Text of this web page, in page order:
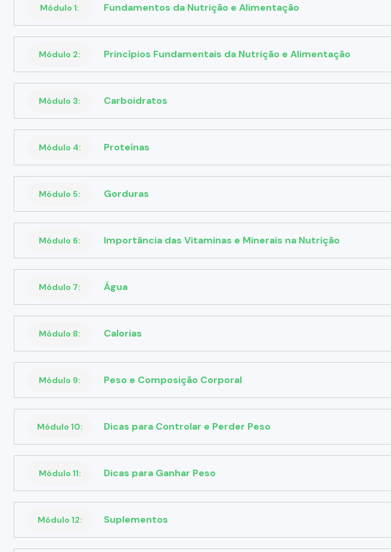
Módulo 1: Fundamentos da Nutrição e Alimentação
Módulo 2: Princípios Fundamentais da Nutrição e Alimentação
Módulo 3: Carboidratos
Módulo 4: Proteínas
Módulo 5: Gorduras
Módulo 6: Importância das Vitaminas e Minerais na Nutrição
Módulo 7: Água
Módulo 8: Calorias
Módulo 9: Peso e Composição Corporal
Módulo 10: Dicas para Controlar e Perder Peso
Módulo 11: Dicas para Ganhar Peso
Módulo 12: Suplementos